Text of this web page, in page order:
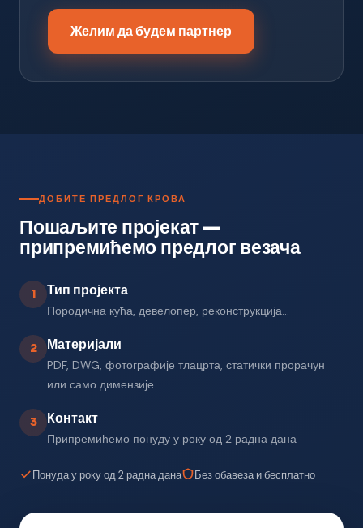
Желим да будем партнер
ДОБИТЕ ПРЕДЛОГ КРОВА
Пошаљите пројекат —
припремићемо предлог везача
1 Тип пројекта
Породична кућа, девелопер, реконструкција…
2 Материјали
PDF, DWG, фотографије тлацрта, статички прорачун
или само димензије
3 Контакт
Припремићемо понуду у року од 2 радна дана
Понуда у року од 2 радна дана Без обавеза и бесплатно